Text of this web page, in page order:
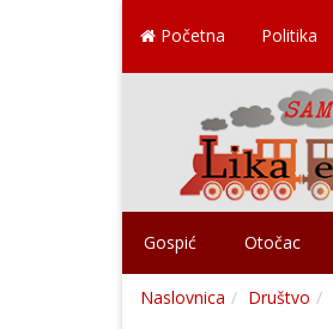
Početna Politika
Gospić Otočac
Naslovnica Društvo